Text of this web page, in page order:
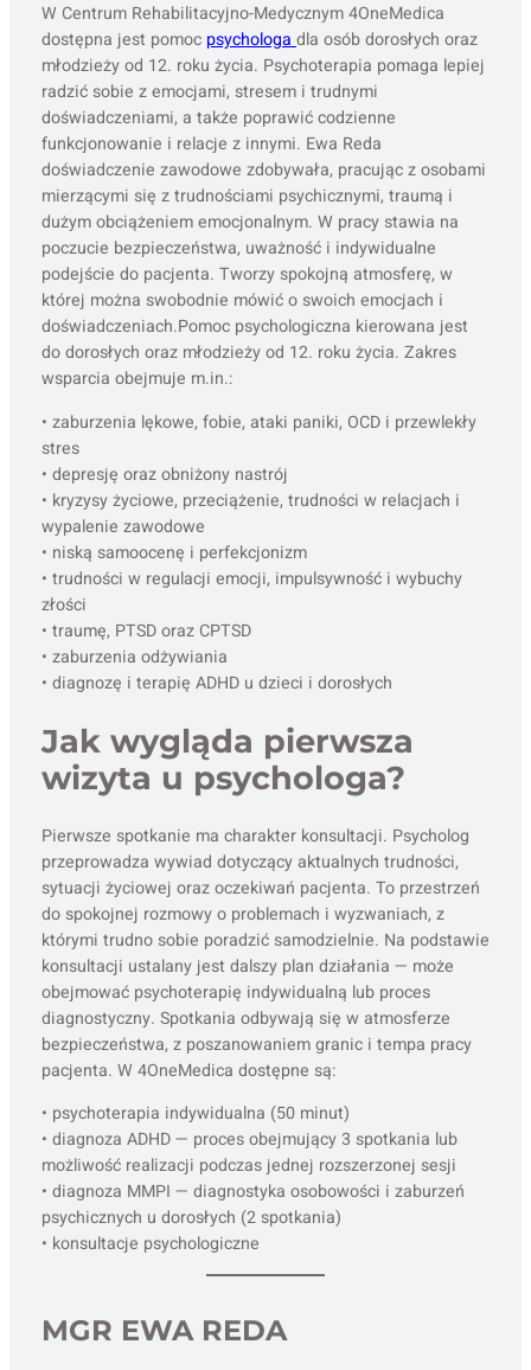
W Centrum Rehabilitacyjno-Medycznym 4OneMedica
dostępna jest pomoc psychologadla osób dorosłych oraz
młodzieży od 12. roku życia. Psychoterapia pomaga lepiej
radzić sobie z emocjami, stresem i trudnymi
doświadczeniami, a także poprawić codzienne
funkcjonowanie i relacje z innymi. Ewa Reda
doświadczenie zawodowe zdobywała, pracując z osobami
mierzącymi się z trudnościami psychicznymi, traumą i
dużym obciążeniem emocjonalnym. W pracy stawia na
poczucie bezpieczeństwa, uważność i indywidualne
podejście do pacjenta. Tworzy spokojną atmosferę, w
której można swobodnie mówić o swoich emocjach i
doświadczeniach.Pomoc psychologiczna kierowana jest
do dorosłych oraz młodzieży od 12. roku życia. Zakres
wsparcia obejmuje m.in.:
• zaburzenia lękowe, fobie, ataki paniki, OCD i przewlekły
stres
• depresję oraz obniżony nastrój
• kryzysy życiowe, przeciążenie, trudności w relacjach i
wypalenie zawodowe
• niską samoocenę i perfekcjonizm
• trudności w regulacji emocji, impulsywność i wybuchy
złości
• traumę, PTSD oraz CPTSD
• zaburzenia odżywiania
• diagnozę i terapię ADHD u dzieci i dorosłych
Jak wygląda pierwsza
wizyta u psychologa?
Pierwsze spotkanie ma charakter konsultacji. Psycholog
przeprowadza wywiad dotyczący aktualnych trudności,
sytuacji życiowej oraz oczekiwań pacjenta. To przestrzeń
do spokojnej rozmowy o problemach i wyzwaniach, z
którymi trudno sobie poradzić samodzielnie. Na podstawie
konsultacji ustalany jest dalszy plan działania — może
obejmować psychoterapię indywidualną lub proces
diagnostyczny. Spotkania odbywają się w atmosferze
bezpieczeństwa, z poszanowaniem granic i tempa pracy
pacjenta. W 4OneMedica dostępne są:
• psychoterapia indywidualna (50 minut)
• diagnoza ADHD — proces obejmujący 3 spotkania lub
możliwość realizacji podczas jednej rozszerzonej sesji
• diagnoza MMPI — diagnostyka osobowości i zaburzeń
psychicznych u dorosłych (2 spotkania)
• konsultacje psychologiczne
MGR EWA REDA